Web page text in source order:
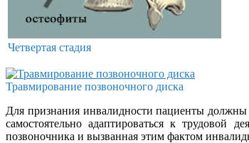
Четвертая стадия
Травмирование позвоночного диска
Для признания инвалидности пациенты
самостоятельно адаптироваться к трудовой
позвоночника и вызванная этим фактом